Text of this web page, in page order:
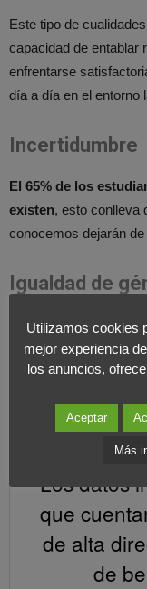
Este tipo de
capacidad de entablar
enfrentarse
día a día en el entorno
Incertidumbre
El 65% de los
existen, esto conlleva
conocemos dejarán de
Igualdad de
La integración de la
produjo, pero nos
empoderamiento de
aparición en puestos
en la dirección son
Los datos
que
de alta
de
Utilizamos cookies
mejor experiencia
los anuncios,
Aceptar
Más